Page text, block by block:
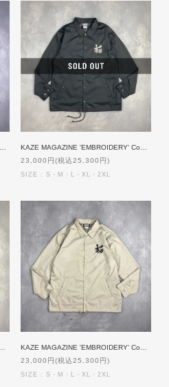
23,000円(税込25,300円)
SIZE : S・M・L・XL・2XL
23,000円(税込25,300円)
SIZE : S・M・L・XL・2XL